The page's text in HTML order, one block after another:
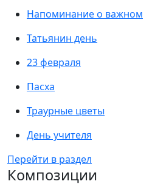
Напоминание о важном
Татьянин день
23 февраля
Пасха
Траурные цветы
День учителя
Перейти в раздел
Композиции